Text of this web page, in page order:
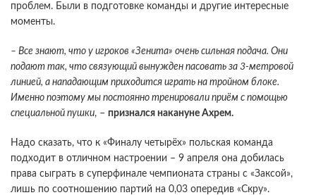
проблем. Были в подготовке команды и другие интересные
моменты.
– Все знают, что у игроков «Зенита» очень сильная подача. Они
подают так, что связующий вынужден пасовать за 3-метровой
линией, а нападающим приходится играть на тройном блоке.
Именно поэтому мы постоянно тренировали приём с помощью
специальной пушки, – признался накануне Ахрем.
Надо сказать, что к «Финалу четырёх» польская команда
подходит в отличном настроении – 9 апреля она добилась
права сыграть в суперфинале чемпионата страны с «Заксой»,
лишь по соотношению партий на 0,03 опередив «Скру».